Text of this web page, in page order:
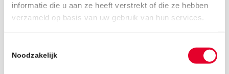
informatie die u aan ze heeft verstrekt of die ze hebben
verzameld op basis van uw gebruik van hun services.
Noodzakelijk
21 december 2018